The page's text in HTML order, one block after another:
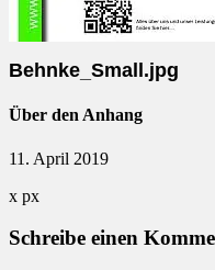
Behnke_Small.jpg
Über den Anhang
11. April 2019
x px
Schreibe einen